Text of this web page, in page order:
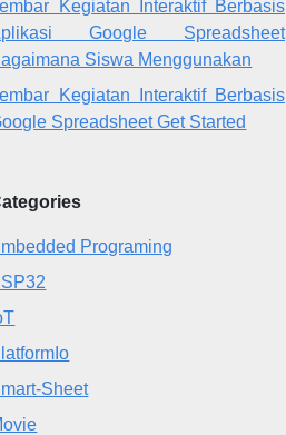
Kegiatan Interaktif Berbasis
Google Spreadsheet
Siswa Menggunakan
Kegiatan Interaktif Berbasis
Spreadsheet Get Started
Programing
Sheet